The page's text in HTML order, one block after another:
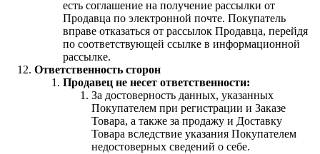
есть соглашение на получение рассылки от
Продавца по электронной почте. Покупатель
вправе отказаться от рассылок Продавца, перейдя
по соответствующей ссылке в информационной
рассылке.
Ответственность сторон
Продавец не несет ответственности:
За достоверность данных, указанных
Покупателем при регистрации и Заказе
Товара, а также за продажу и Доставку
Товара вследствие указания Покупателем
недостоверных сведений о себе.